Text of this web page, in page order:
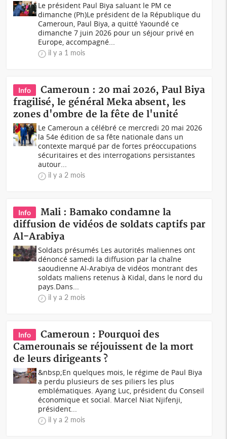
Le président Paul Biya saluant le PM ce
dimanche (Ph)Le président de la République du
Cameroun, Paul Biya, a quitté Yaoundé ce
dimanche 7 juin 2026 pour un séjour privé en
Europe, accompagné...
il y a 1 mois
Info
Cameroun : 20 mai 2026, Paul Biya
fragilisé, le général Meka absent, les
zones d'ombre de la fête de l'unité
Le Cameroun a célébré ce mercredi 20 mai 2026
la 54e édition de sa fête nationale dans un
contexte marqué par de fortes préoccupations
sécuritaires et des interrogations persistantes
autour...
il y a 2 mois
Info
Mali : Bamako condamne la
diffusion de vidéos de soldats captifs par
Al-Arabiya
Soldats présumés Les autorités maliennes ont
dénoncé samedi la diffusion par la chaîne
saoudienne Al-Arabiya de vidéos montrant des
soldats maliens retenus à Kidal, dans le nord du
pays.Dans...
il y a 2 mois
Info
Cameroun : Pourquoi des
Camerounais se réjouissent de la mort
de leurs dirigeants ?
&nbsp;En quelques mois, le régime de Paul Biya
a perdu plusieurs de ses piliers les plus
emblématiques. Ayang Luc, président du Conseil
économique et social. Marcel Niat Njifenji,
président...
il y a 2 mois